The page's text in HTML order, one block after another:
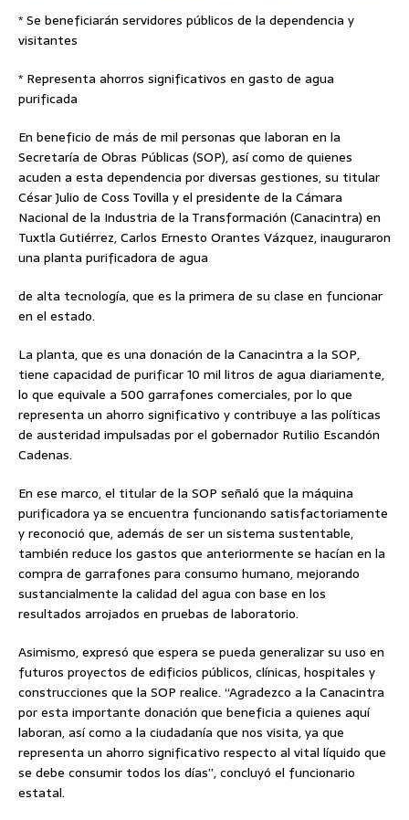
* Se beneficiarán servidores públicos de la dependencia y
visitantes
* Representa ahorros significativos en gasto de agua
purificada
En beneficio de más de mil personas que laboran en la
Secretaría de Obras Públicas (SOP), así como de quienes
acuden a esta dependencia por diversas gestiones, su titular
César Julio de Coss Tovilla y el presidente de la Cámara
Nacional de la Industria de la Transformación (Canacintra) en
Tuxtla Gutiérrez, Carlos Ernesto Orantes Vázquez, inauguraron
una planta purificadora de agua
de alta tecnología, que es la primera de su clase en funcionar
en el estado.
La planta, que es una donación de la Canacintra a la SOP,
tiene capacidad de purificar 10 mil litros de agua diariamente,
lo que equivale a 500 garrafones comerciales, por lo que
representa un ahorro significativo y contribuye a las políticas
de austeridad impulsadas por el gobernador Rutilio Escandón
Cadenas.
En ese marco, el titular de la SOP señaló que la máquina
purificadora ya se encuentra funcionando satisfactoriamente
y reconoció que, además de ser un sistema sustentable,
también reduce los gastos que anteriormente se hacían en la
compra de garrafones para consumo humano, mejorando
sustancialmente la calidad del agua con base en los
resultados arrojados en pruebas de laboratorio.
Asimismo, expresó que espera se pueda generalizar su uso en
futuros proyectos de edificios públicos, clínicas, hospitales y
construcciones que la SOP realice. “Agradezco a la Canacintra
por esta importante donación que beneficia a quienes aquí
laboran, así como a la ciudadanía que nos visita, ya que
representa un ahorro significativo respecto al vital líquido que
se debe consumir todos los días”, concluyó el funcionario
estatal.